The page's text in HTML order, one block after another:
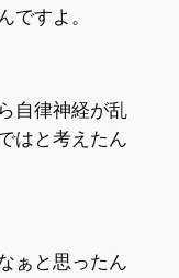
ですよ。
自律神経が乱
はと考えたん
ぁと思ったん